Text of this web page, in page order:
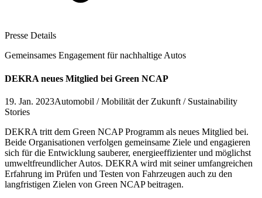
Presse Details
Gemeinsames Engagement für nachhaltige Autos
DEKRA neues Mitglied bei Green NCAP
19. Jan. 2023Automobil / Mobilität der Zukunft / Sustainability
Stories
DEKRA tritt dem Green NCAP Programm als neues Mitglied bei.
Beide Organisationen verfolgen gemeinsame Ziele und engagieren
sich für die Entwicklung sauberer, energieeffizienter und möglichst
umweltfreundlicher Autos. DEKRA wird mit seiner umfangreichen
Erfahrung im Prüfen und Testen von Fahrzeugen auch zu den
langfristigen Zielen von Green NCAP beitragen.